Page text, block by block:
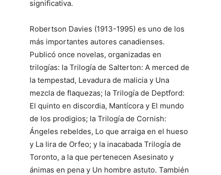
significativa.
Robertson Davies (1913-1995) es uno de los
más importantes autores canadienses.
Publicó once novelas, organizadas en
trilogías: la Trilogía de Salterton: A merced de
la tempestad, Levadura de malicia y Una
mezcla de flaquezas; la Trilogía de Deptford:
El quinto en discordia, Mantícora y El mundo
de los prodigios; la Trilogía de Cornish:
Ángeles rebeldes, Lo que arraiga en el hueso
y La lira de Orfeo; y la inacabada Trilogía de
Toronto, a la que pertenecen Asesinato y
ánimas en pena y Un hombre astuto. También